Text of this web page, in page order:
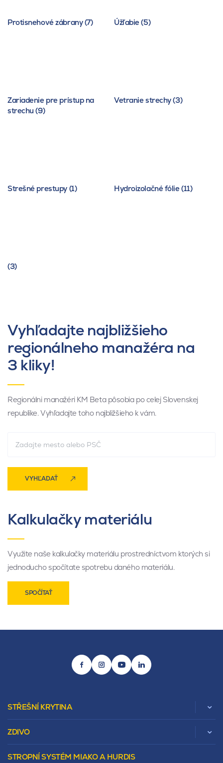
Protisnehové zábrany (7) Úžľabie (5)
Zariadenie pre prístup na
strechu (9)
Vetranie strechy (3)
Strešné prestupy (1) Hydroizolačné fólie (11)
(3)
Vyhľadajte najbližšieho
regionálneho manažéra na
3 kliky!
Regionálni manažéri KM Beta pôsobia po celej Slovenskej
republike. Vyhľadajte toho najbližšieho k vám.
VYHĽADAŤ
Kalkulačky materiálu
Využite naše kalkulačky materiálu prostredníctvom ktorých si
jednoducho spočítate spotrebu daného materiálu.
SPOČÍTAŤ
STŘEŠNÍ KRYTINA
Beta
ZDIVO
STROPNÍ SYSTÉM MIAKO A HURDIS